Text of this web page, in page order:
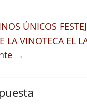
ÚNICOS
LA VINOTECA EL
→